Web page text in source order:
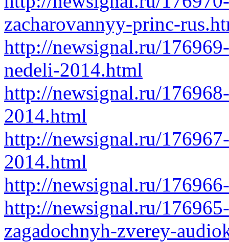
zacharovannyy-princ-
http://newsignal.ru/
nedeli-2014.html
http://newsignal.ru/
2014.html
http://newsignal.ru/
2014.html
http://newsignal.ru/
http://newsignal.ru/
zagadochnyh-zverey-